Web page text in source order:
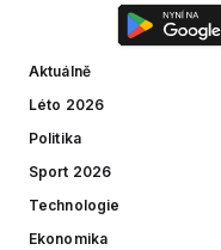
Aktuálně
Léto 2026
Politika
Sport 2026
Technologie
Ekonomika